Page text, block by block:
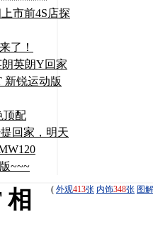
市前4S店探
了！
英朗Y回家
新锐运动版
顶配
回家，明天
~~~
( 外观413张 内饰348张 图解